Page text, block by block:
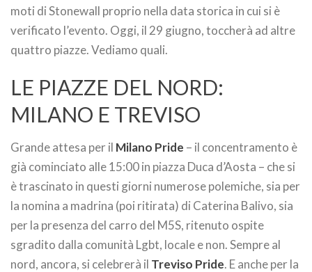
moti di Stonewall proprio nella data storica in cui si è
verificato l’evento. Oggi, il 29 giugno, toccherà ad altre
quattro piazze. Vediamo quali.
LE PIAZZE DEL NORD:
MILANO E TREVISO
Grande attesa per il Milano Pride – il concentramento è
già cominciato alle 15:00 in piazza Duca d’Aosta – che si
è trascinato in questi giorni numerose polemiche, sia per
la nomina a madrina (poi ritirata) di Caterina Balivo, sia
per la presenza del carro del M5S, ritenuto ospite
sgradito dalla comunità Lgbt, locale e non. Sempre al
nord, ancora, si celebrerà il Treviso Pride. E anche per la